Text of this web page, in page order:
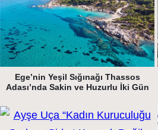
Ege’nin Yeşil Sığınağı Thassos
Adası’nda Sakin ve Huzurlu İki Gün